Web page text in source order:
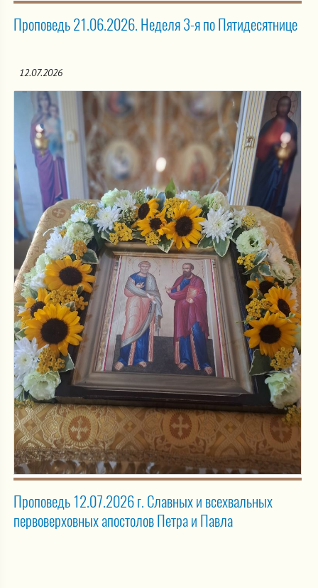
Проповедь 21.06.2026. Неделя 3-я по Пятидесятнице
12.07.2026
Проповедь 12.07.2026 г. Славных и всехвальных
первоверховных апостолов Петра и Павла